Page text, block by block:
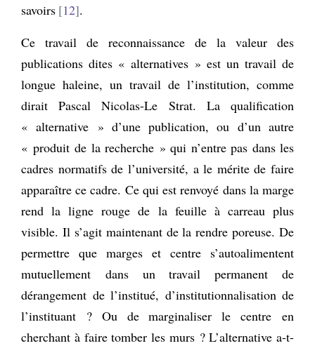
savoirs 12 .
Ce travail de reconnaissance de la valeur des
publications dites « alternatives » est un travail de
longue haleine, un travail de l’institution, comme
dirait Pascal Nicolas-Le Strat. La qualification
« alternative » d’une publication, ou d’un autre
« produit de la recherche » qui n’entre pas dans les
cadres normatifs de l’université, a le mérite de faire
apparaître ce cadre. Ce qui est renvoyé dans la marge
rend la ligne rouge de la feuille à carreau plus
visible. Il s’agit maintenant de la rendre poreuse. De
permettre que marges et centre s’autoalimentent
mutuellement dans un travail permanent de
dérangement de l’institué, d’institutionnalisation de
l’instituant ? Ou de marginaliser le centre en
cherchant à faire tomber les murs ? L’alternative a-t-